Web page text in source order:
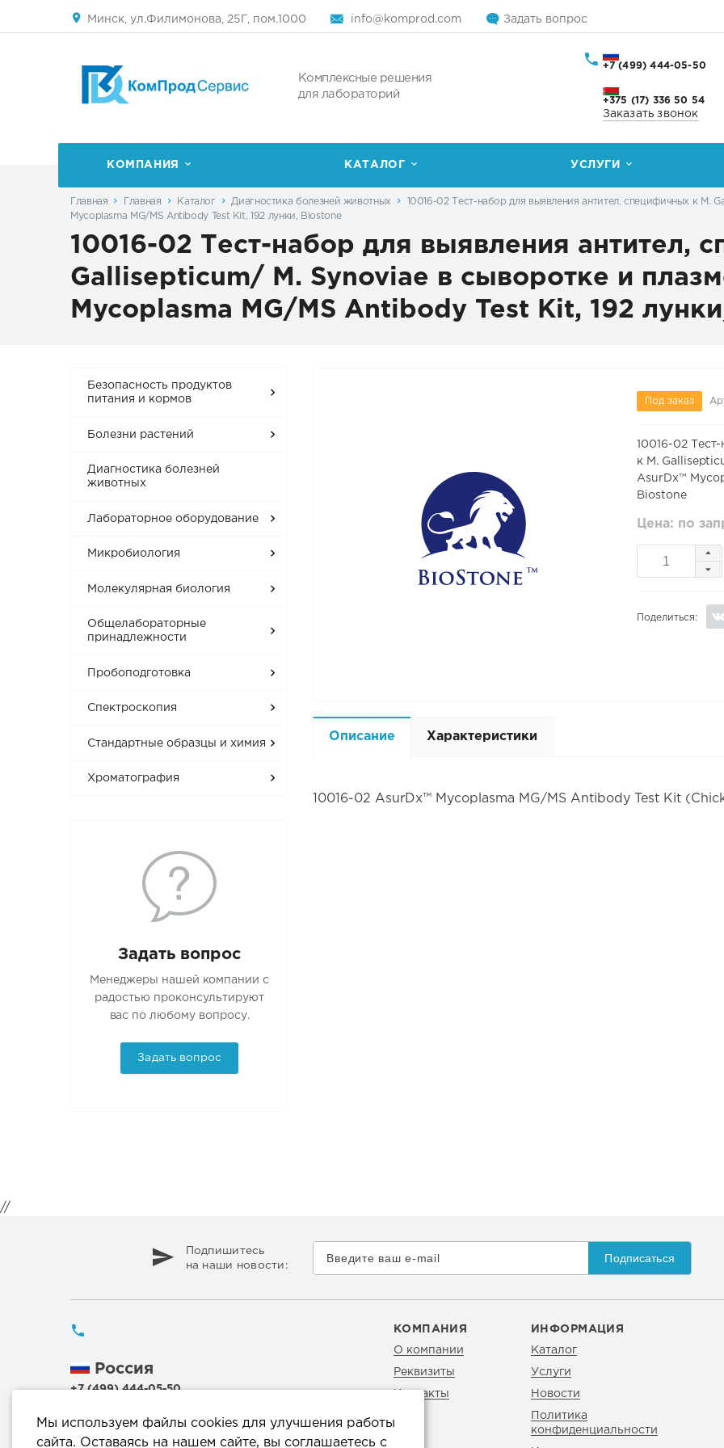
Минск, ул.Филимонова, 25Г, пом.1000 info@komprod.com Задать вопрос
Комплексные решения
для лабораторий
+7 (499) 444-05-50
+375 (17) 336 50 54
Заказать звонок
КОМПАНИЯ КАТАЛОГ УСЛУГИ
Главная Главная Каталог Диагностика болезней животных
10016-02 Тест-набор для выявления антител, специфичных к M.
Mycoplasma MG/MS Antibody Test Kit, 192 лунки, Biostone
10016-02 Тест-набор для выявления антител,
Gallisepticum/ M. Synoviae в сыворотке и
Mycoplasma MG/MS Antibody Test Kit, 192
Безопасность продуктов
питания и кормов
Болезни растений
Диагностика болезней
животных
Лабораторное оборудование
Микробиология
Молекулярная биология
Общелабораторные
принадлежности
Пробоподготовка
Спектроскопия
Стандартные образцы и химия
Хроматография
Задать вопрос
Менеджеры нашей компании с
радостью проконсультируют
вас по любому вопросу.
Задать вопрос
Под заказ
10016-02
к M.
AsurDx™
Biostone
Цена: по
Поделиться:
Описание Характеристики
10016-02 AsurDx™ Mycoplasma MG/MS Antibody Test Kit
//
Подпишитесь
на наши новости:
Подписаться
Россия
+7 (499) 444-05-50
+375 (17) 336 50 54
+375 (29) 199 00 44
КОМПАНИЯ
О компании
Реквизиты
Контакты
ИНФОРМАЦИЯ
Каталог
Услуги
Новости
Политика
конфиденциальности
Мы используем файлы cookies для улучшения работы
сайта. Оставаясь на нашем сайте, вы соглашаетесь с